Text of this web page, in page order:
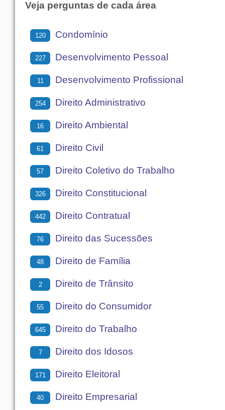
Veja perguntas de cada área
120 Condomínio
227 Desenvolvimento Pessoal
11 Desenvolvimento Profissional
254 Direito Administrativo
16 Direito Ambiental
61 Direito Civil
57 Direito Coletivo do Trabalho
326 Direito Constitucional
442 Direito Contratual
76 Direito das Sucessões
48 Direito de Família
2 Direito de Trânsito
55 Direito do Consumidor
645 Direito do Trabalho
7 Direito dos Idosos
171 Direito Eleitoral
40 Direito Empresarial